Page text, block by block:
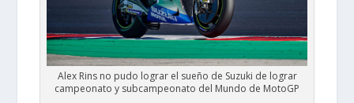
Alex Rins no pudo lograr el sueño de Suzuki de lograr
campeonato y subcampeonato del Mundo de MotoGP